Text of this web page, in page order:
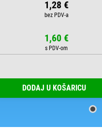
1,28 €
1,60 €
DODAJ U KOŠARICU